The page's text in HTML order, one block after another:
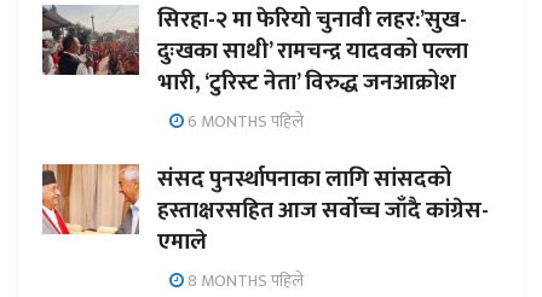
सिरहा-२ मा फेरियो चुनावी लहर:’सुख-
दुःखका साथी’ रामचन्द्र यादवको पल्ला
भारी, ‘टुरिस्ट नेता’ विरुद्ध जनआक्रोश
6 MONTHS पहिले
संसद पुनर्स्थापनाका लागि सांसदको
हस्ताक्षरसहित आज सर्वोच्च जाँदै कांग्रेस-
एमाले
8 MONTHS पहिले